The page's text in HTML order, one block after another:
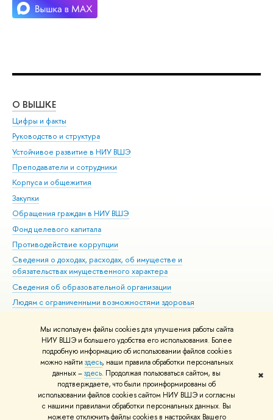
Мы используем файлы cookies для улучшения работы сайта
НИУ ВШЭ и большего удобства его использования. Более
подробную информацию об использовании файлов cookies
можно найти здесь, наши правила обработки персональных
данных –здесь. Продолжая пользоваться сайтом, вы
подтверждаете, что были проинформированы об
использовании файлов cookies сайтом НИУ ВШЭ и согласны
с нашими правилами обработки персональных данных. Вы
можете отключить файлы cookies в настройках Вашего
✖
О ВЫШКЕ
Цифры и факты
Руководство и структура
Устойчивое развитие в НИУ ВШЭ
Преподаватели и сотрудники
Корпуса и общежития
Закупки
Обращения граждан в НИУ ВШЭ
Фонд целевого капитала
Противодействие коррупции
Сведения о доходах, расходах, об имуществе и
обязательствах имущественного характера
Сведения об образовательной организации
Людям с ограниченными возможностями здоровья
Работа в Вышке
© НИУ ВШЭ 1993–2026 Адреса и контакты Условия использования
материалов Политика конфиденциальности Карта сайта